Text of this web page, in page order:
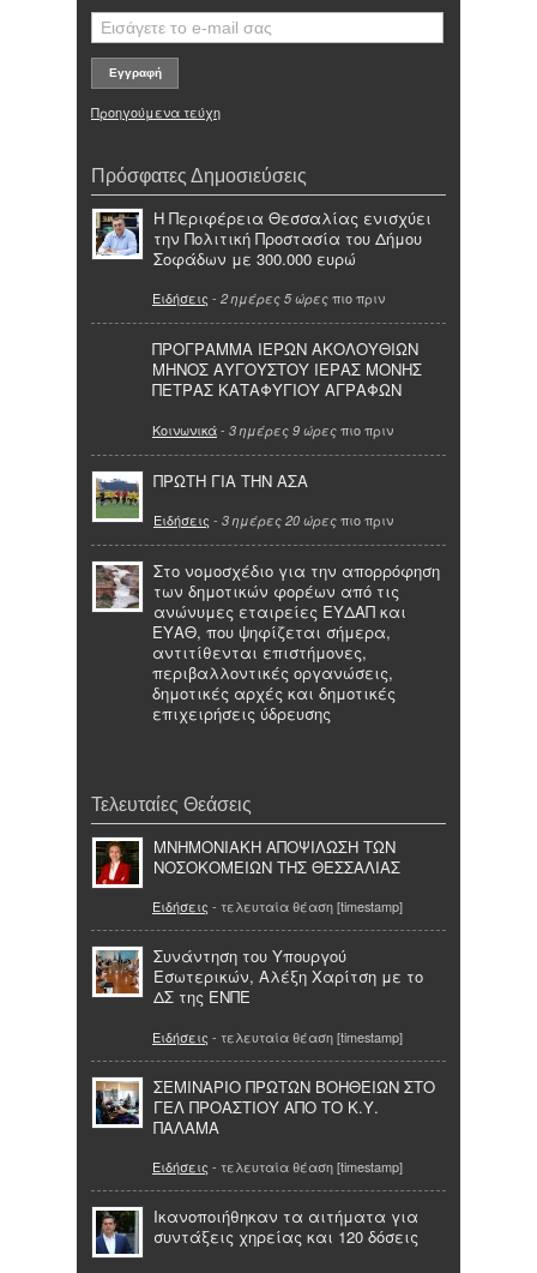
Προηγούμενα τεύχη
Πρόσφατες Δημοσιεύσεις
Η Περιφέρεια Θεσσαλίας ενισχύει
την Πολιτική Προστασία του Δήμου
Σοφάδων με 300.000 ευρώ
Ειδήσεις - 2 ημέρες 5 ώρες πιο πριν
ΠΡΟΓΡΑΜΜΑ ΙΕΡΩΝ ΑΚΟΛΟΥΘΙΩΝ
ΜΗΝΟΣ ΑΥΓΟΥΣΤΟΥ ΙΕΡΑΣ ΜΟΝΗΣ
ΠΕΤΡΑΣ ΚΑΤΑΦΥΓΙΟΥ ΑΓΡΑΦΩΝ
Κοινωνικά- 3 ημέρες 9 ώρες πιο πριν
ΠΡΩΤΗ ΓΙΑ ΤΗΝ ΑΣΑ
Ειδήσεις - 3 ημέρες 20 ώρες πιο πριν
Στο νομοσχέδιο για την απορρόφηση
των δημοτικών φορέων από τις
ανώνυμες εταιρείες ΕΥΔΑΠ και
ΕΥΑΘ, που ψηφίζεται σήμερα,
αντιτίθενται επιστήμονες,
περιβαλλοντικές οργανώσεις,
δημοτικές αρχές και δημοτικές
επιχειρήσεις ύδρευσης
Τελευταίες Θεάσεις
ΜΝΗΜΟΝΙΑΚΗ ΑΠΟΨΙΛΩΣΗ ΤΩΝ
ΝΟΣΟΚΟΜΕΙΩΝ ΤΗΣ ΘΕΣΣΑΛΙΑΣ
Ειδήσεις - τελευταία θέαση [timestamp]
Συνάντηση του Υπουργού
Εσωτερικών, Αλέξη Χαρίτση με το
ΔΣ της ΕΝΠΕ
Ειδήσεις - τελευταία θέαση [timestamp]
ΣΕΜΙΝΑΡΙΟ ΠΡΩΤΩΝ ΒΟΗΘΕΙΩΝ ΣΤΟ
ΓΕΛ ΠΡΟΑΣΤΙΟΥ ΑΠΟ ΤΟ Κ.Υ.
ΠΑΛΑΜΑ
Ειδήσεις - τελευταία θέαση [timestamp]
Ικανοποιήθηκαν τα αιτήματα για
συντάξεις χηρείας και 120 δόσεις